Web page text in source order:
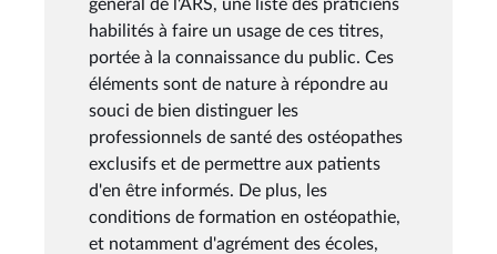
général de l'ARS, une liste des praticiens
habilités à faire un usage de ces titres,
portée à la connaissance du public. Ces
éléments sont de nature à répondre au
souci de bien distinguer les
professionnels de santé des ostéopathes
exclusifs et de permettre aux patients
d'en être informés. De plus, les
conditions de formation en ostéopathie,
et notamment d'agrément des écoles,